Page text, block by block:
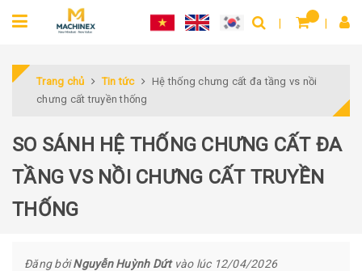
Trang chủ Tin tức
Hệ thống chưng cất đa tầng vs nồi
chưng cất truyền thống
SO SÁNH HỆ THỐNG CHƯNG CẤT ĐA
TẦNG VS NỒI CHƯNG CẤT TRUYỀN
THỐNG
Đăng bởiNguyễn Huỳnh Dứtvào lúc 12/04/2026